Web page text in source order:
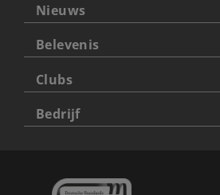
Nieuws
Belevenis
Clubs
Bedrijf